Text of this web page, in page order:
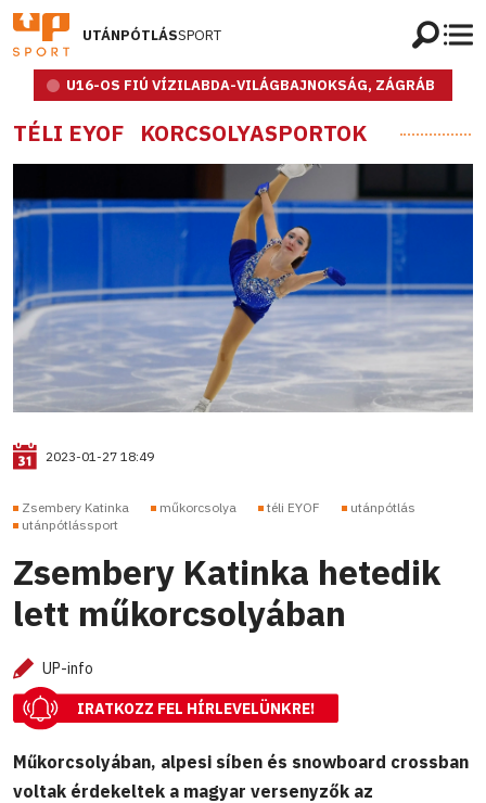
UTÁNPÓTLÁSSPORT
U16-OS FIÚ VÍZILABDA-VILÁGBAJNOKSÁG, ZÁGRÁB
TÉLI EYOF KORCSOLYASPORTOK
2023-01-27 18:49
Zsembery Katinka műkorcsolya téli EYOF
utánpótlás
utánpótlássport
Zsembery Katinka hetedik
lett műkorcsolyában
UP-info
IRATKOZZ FEL HÍRLEVELÜNKRE!
Műkorcsolyában, alpesi síben és snowboard crossban
voltak érdekeltek a magyar versenyzők az